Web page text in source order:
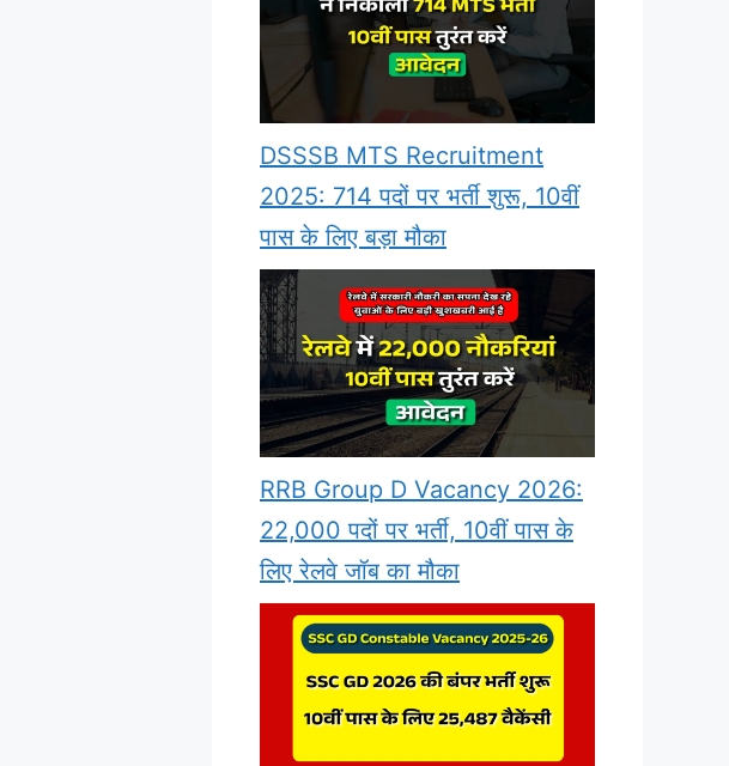
DSSSB MTS Recruitment
2025: 714 पदों पर भर्ती शुरू, 10वीं
पास के लिए बड़ा मौका
RRB Group D Vacancy 2026:
22,000 पदों पर भर्ती, 10वीं पास के
लिए रेलवे जॉब का मौका